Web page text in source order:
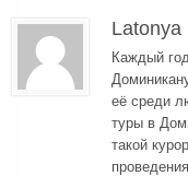
Latonya
Каждый
её среди
туры в
такой